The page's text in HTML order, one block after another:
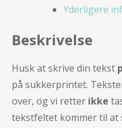
Yderligere
Beskrivelse
Husk at skrive din tekst
på sukkerprintet.
over, og vi retter ikke
tekstfeltet kommer til at